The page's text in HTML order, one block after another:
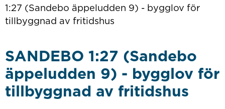
1:27 (Sandebo äppeludden 9) - bygglov för
tillbyggnad av fritidshus
SANDEBO 1:27 (Sandebo
äppeludden 9) - bygglov för
tillbyggnad av fritidshus